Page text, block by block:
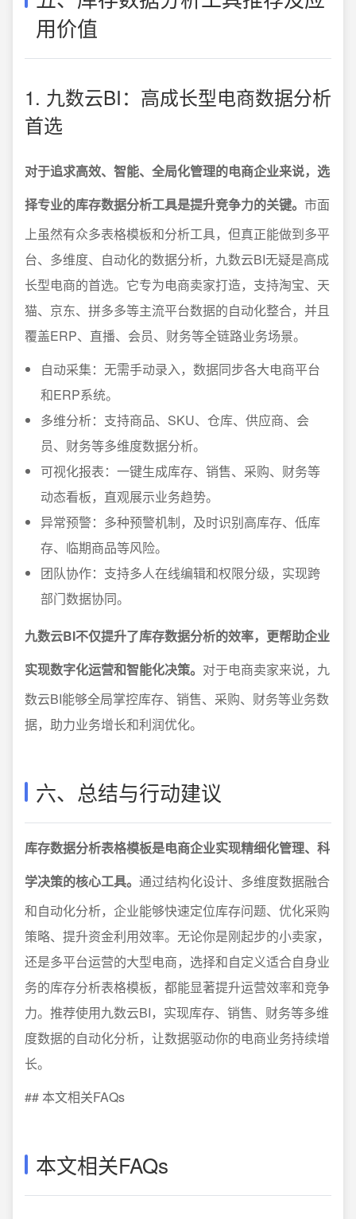
用价值
1. 九数云BI：高成长型电商数据分析
首选
对于追求高效、智能、全局化管理的电商企业来说，选
择专业的库存数据分析工具是提升竞争力的关键。 市面
上虽然有众多表格模板和分析工具，但真正能做到多平
台、多维度、自动化的数据分析，九数云BI无疑是高成
长型电商的首选。它专为电商卖家打造，支持淘宝、天
猫、京东、拼多多等主流平台数据的自动化整合，并且
覆盖ERP、直播、会员、财务等全链路业务场景。
自动采集：无需手动录入，数据同步各大电商平台
和ERP系统。
多维分析：支持商品、SKU、仓库、供应商、会
员、财务等多维度数据分析。
可视化报表：一键生成库存、销售、采购、财务等
动态看板，直观展示业务趋势。
异常预警：多种预警机制，及时识别高库存、低库
存、临期商品等风险。
团队协作：支持多人在线编辑和权限分级，实现跨
部门数据协同。
九数云BI不仅提升了库存数据分析的效率，更帮助企业
实现数字化运营和智能化决策。 对于电商卖家来说，九
数云BI能够全局掌控库存、销售、采购、财务等业务数
据，助力业务增长和利润优化。
六、总结与行动建议
库存数据分析表格模板是电商企业实现精细化管理、科
学决策的核心工具。 通过结构化设计、多维度数据融合
和自动化分析，企业能够快速定位库存问题、优化采购
策略、提升资金利用效率。无论你是刚起步的小卖家，
还是多平台运营的大型电商，选择和自定义适合自身业
务的库存分析表格模板，都能显著提升运营效率和竞争
力。推荐使用九数云BI，实现库存、销售、财务等多维
度数据的自动化分析，让数据驱动你的电商业务持续增
长。
## 本文相关FAQs
本文相关FAQs